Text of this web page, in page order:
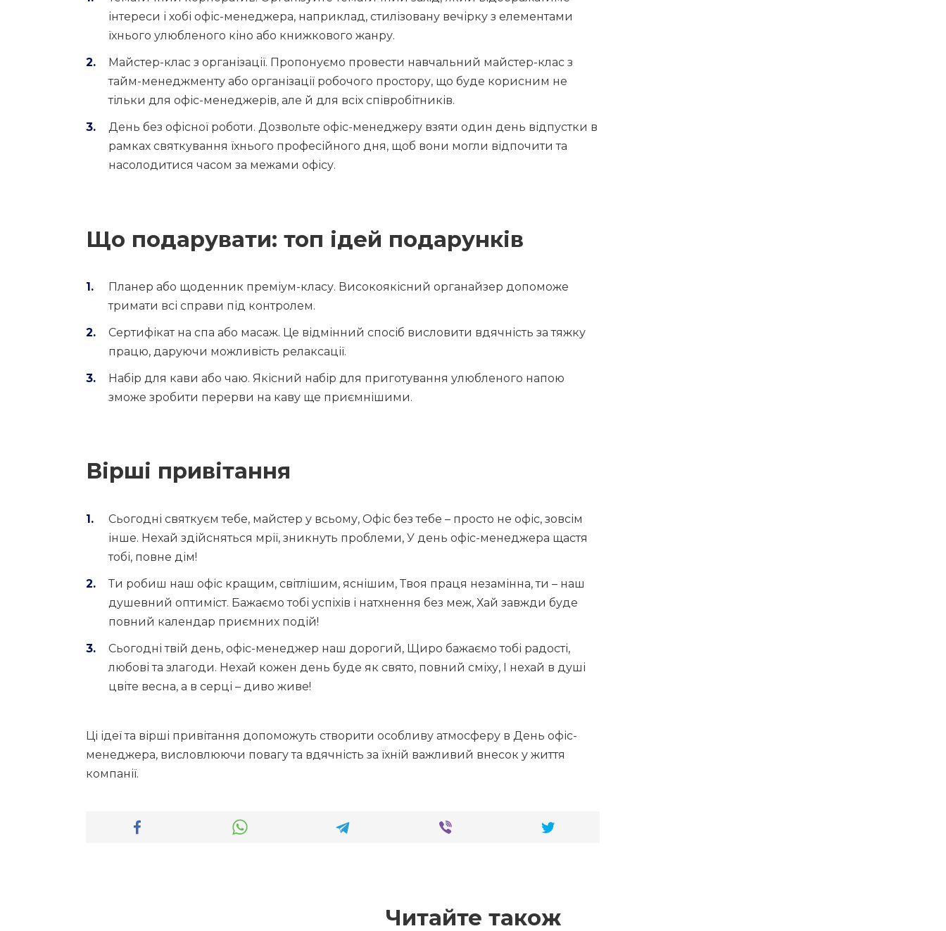
інтереси і хобі офіс-менеджера, наприклад, стилізовану вечірку з елементами
їхнього улюбленого кіно або книжкового жанру.
Майстер-клас з організації. Пропонуємо провести навчальний майстер-клас з
тайм-менеджменту або організації робочого простору, що буде корисним не
тільки для офіс-менеджерів, але й для всіх співробітників.
День без офісної роботи. Дозвольте офіс-менеджеру взяти один день відпустки в
рамках святкування їхнього професійного дня, щоб вони могли відпочити та
насолодитися часом за межами офісу.
Що подарувати: топ ідей подарунків
Планер або щоденник преміум-класу. Високоякісний органайзер допоможе
тримати всі справи під контролем.
Сертифікат на спа або масаж. Це відмінний спосіб висловити вдячність за тяжку
працю, даруючи можливість релаксації.
Набір для кави або чаю. Якісний набір для приготування улюбленого напою
зможе зробити перерви на каву ще приємнішими.
Вірші привітання
Сьогодні святкуєм тебе, майстер у всьому, Офіс без тебе – просто не офіс, зовсім
інше. Нехай здійсняться мрії, зникнуть проблеми, У день офіс-менеджера щастя
тобі, повне дім!
Ти робиш наш офіс кращим, світлішим, яснішим, Твоя праця незамінна, ти – наш
душевний оптиміст. Бажаємо тобі успіхів і натхнення без меж, Хай завжди буде
повний календар приємних подій!
Сьогодні твій день, офіс-менеджер наш дорогий, Щиро бажаємо тобі радості,
любові та злагоди. Нехай кожен день буде як свято, повний сміху, І нехай в душі
цвіте весна, а в серці – диво живе!
Ці ідеї та вірші привітання допоможуть створити особливу атмосферу в День офіс-
менеджера, висловлюючи повагу та вдячність за їхній важливий внесок у життя
компанії.
Читайте також